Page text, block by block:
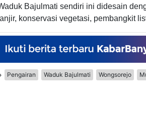
Bajulmati sendiri ini didesain
konservasi vegetasi, pembangkit
Pengairan Waduk Bajulmati Wongsorejo